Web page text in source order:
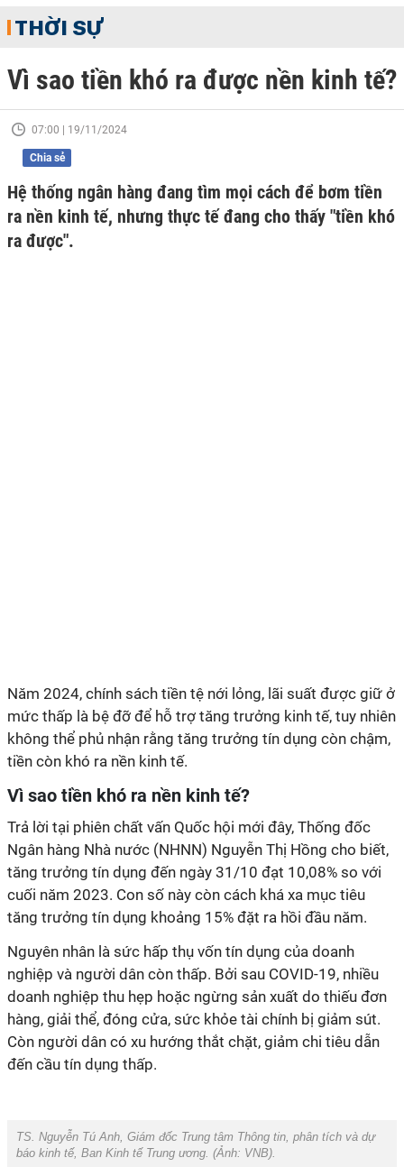
THỜI SỰ
Vì sao tiền khó ra được nền kinh tế?
07:00 | 19/11/2024
Chia sẻ
Hệ thống ngân hàng đang tìm mọi cách để bơm tiền
ra nền kinh tế, nhưng thực tế đang cho thấy "tiền khó
ra được".
Năm 2024, chính sách tiền tệ nới lỏng, lãi suất được giữ ở
mức thấp là bệ đỡ để hỗ trợ tăng trưởng kinh tế, tuy nhiên
không thể phủ nhận rằng tăng trưởng tín dụng còn chậm,
tiền còn khó ra nền kinh tế.
Vì sao tiền khó ra nền kinh tế?
Trả lời tại phiên chất vấn Quốc hội mới đây, Thống đốc
Ngân hàng Nhà nước (NHNN) Nguyễn Thị Hồng cho biết,
tăng trưởng tín dụng đến ngày 31/10 đạt 10,08% so với
cuối năm 2023. Con số này còn cách khá xa mục tiêu
tăng trưởng tín dụng khoảng 15% đặt ra hồi đầu năm.
Nguyên nhân là sức hấp thụ vốn tín dụng của doanh
nghiệp và người dân còn thấp. Bởi sau COVID-19, nhiều
doanh nghiệp thu hẹp hoặc ngừng sản xuất do thiếu đơn
hàng, giải thể, đóng cửa, sức khỏe tài chính bị giảm sút.
Còn người dân có xu hướng thắt chặt, giảm chi tiêu dẫn
đến cầu tín dụng thấp.
TS. Nguyễn Tú Anh, Giám đốc Trung tâm Thông tin, phân tích và dự
báo kinh tế, Ban Kinh tế Trung ương. (Ảnh: VNB).